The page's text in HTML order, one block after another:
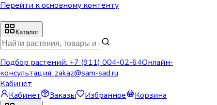
Перейти к основному контенту
Каталог
Подбор растений: +7 (911) 004-02-64Онлайн-
консультация: zakaz@sam-sad.ru
Кабинет
Кабинет
Заказы Избранное Корзина